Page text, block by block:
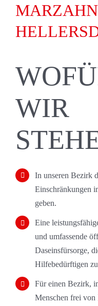
WIR
In unseren Bezirk
Einschränkungen
geben.
Eine
und umfassende
Daseinsfürsorge,
Hilfebedürftigen
Für einen Bezirk,
Menschen frei von